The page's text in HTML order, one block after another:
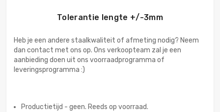
Tolerantie lengte +/-3mm
Heb je een andere staalkwaliteit of afmeting nodig? Neem
dan contact met ons op. Ons verkoopteam zal je een
aanbieding doen uit ons voorraadprogramma of
leveringsprogramma :)
Productietijd - geen. Reeds op voorraad.